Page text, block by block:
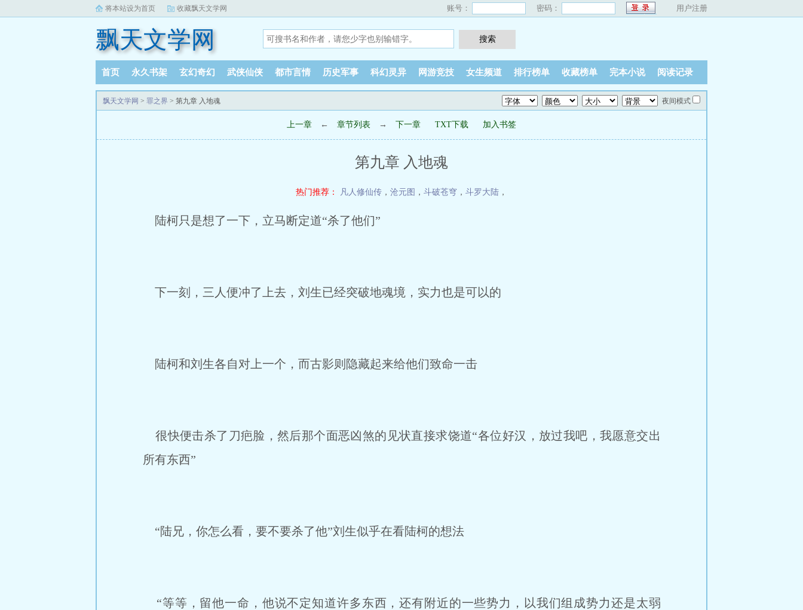
将本站设为首页 收藏飘天文学网 账号： 密码： 用户注册
飘天文学网
首页 永久书架 玄幻奇幻 武侠仙侠 都市言情 历史军事 科幻灵异 网游竞技 女生频道 排行榜单 收藏榜单 完本小说 阅读记录
飘天文学网 > 罪之界 > 第九章 入地魂 夜间模式
上一章 ← 章节列表 → 下一章 TXT下载 加入书签
第九章 入地魂
热门推荐： 凡人修仙传 ， 沧元图 ， 斗破苍穹 ， 斗罗大陆 ，
陆柯只是想了一下，立马断定道“杀了他们”
下一刻，三人便冲了上去，刘生已经突破地魂境，实力也是可以的
陆柯和刘生各自对上一个，而古影则隐藏起来给他们致命一击
很快便击杀了刀疤脸，然后那个面恶凶煞的见状直接求饶道“各位好汉，放过我吧，我愿意交出
所有东西”
“陆兄，你怎么看，要不要杀了他”刘生似乎在看陆柯的想法
“等等，留他一命，他说不定知道许多东西，还有附近的一些势力，以我们组成势力还是太弱